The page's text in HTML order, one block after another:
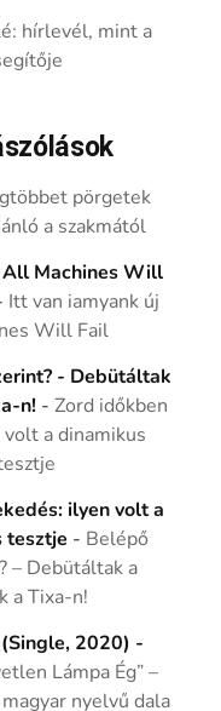
hírlevél, mint a
pörgetek
a szakmától
All Machines Will
Itt van iamyank új
Will Fail
- Debütáltak
n! -Zord időkben
a dinamikus
ilyen volt a
tesztje - Belépő
– Debütáltak a
a Tixa-n!
2020) -
Lámpa Ég” –
nyelvű dala